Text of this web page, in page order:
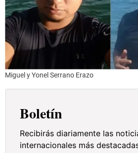
Miguel y Yonel Serrano Erazo
Boletín
Recibirás diariamente las
internacionales más